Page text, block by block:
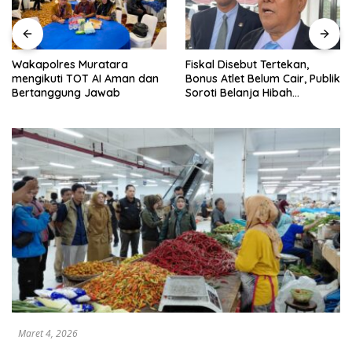
Wakapolres Muratara
mengikuti TOT AI Aman dan
Bertanggung Jawab
Fiskal Disebut Tertekan,
Bonus Atlet Belum Cair, Publik
Soroti Belanja Hibah
Maret 4, 2026